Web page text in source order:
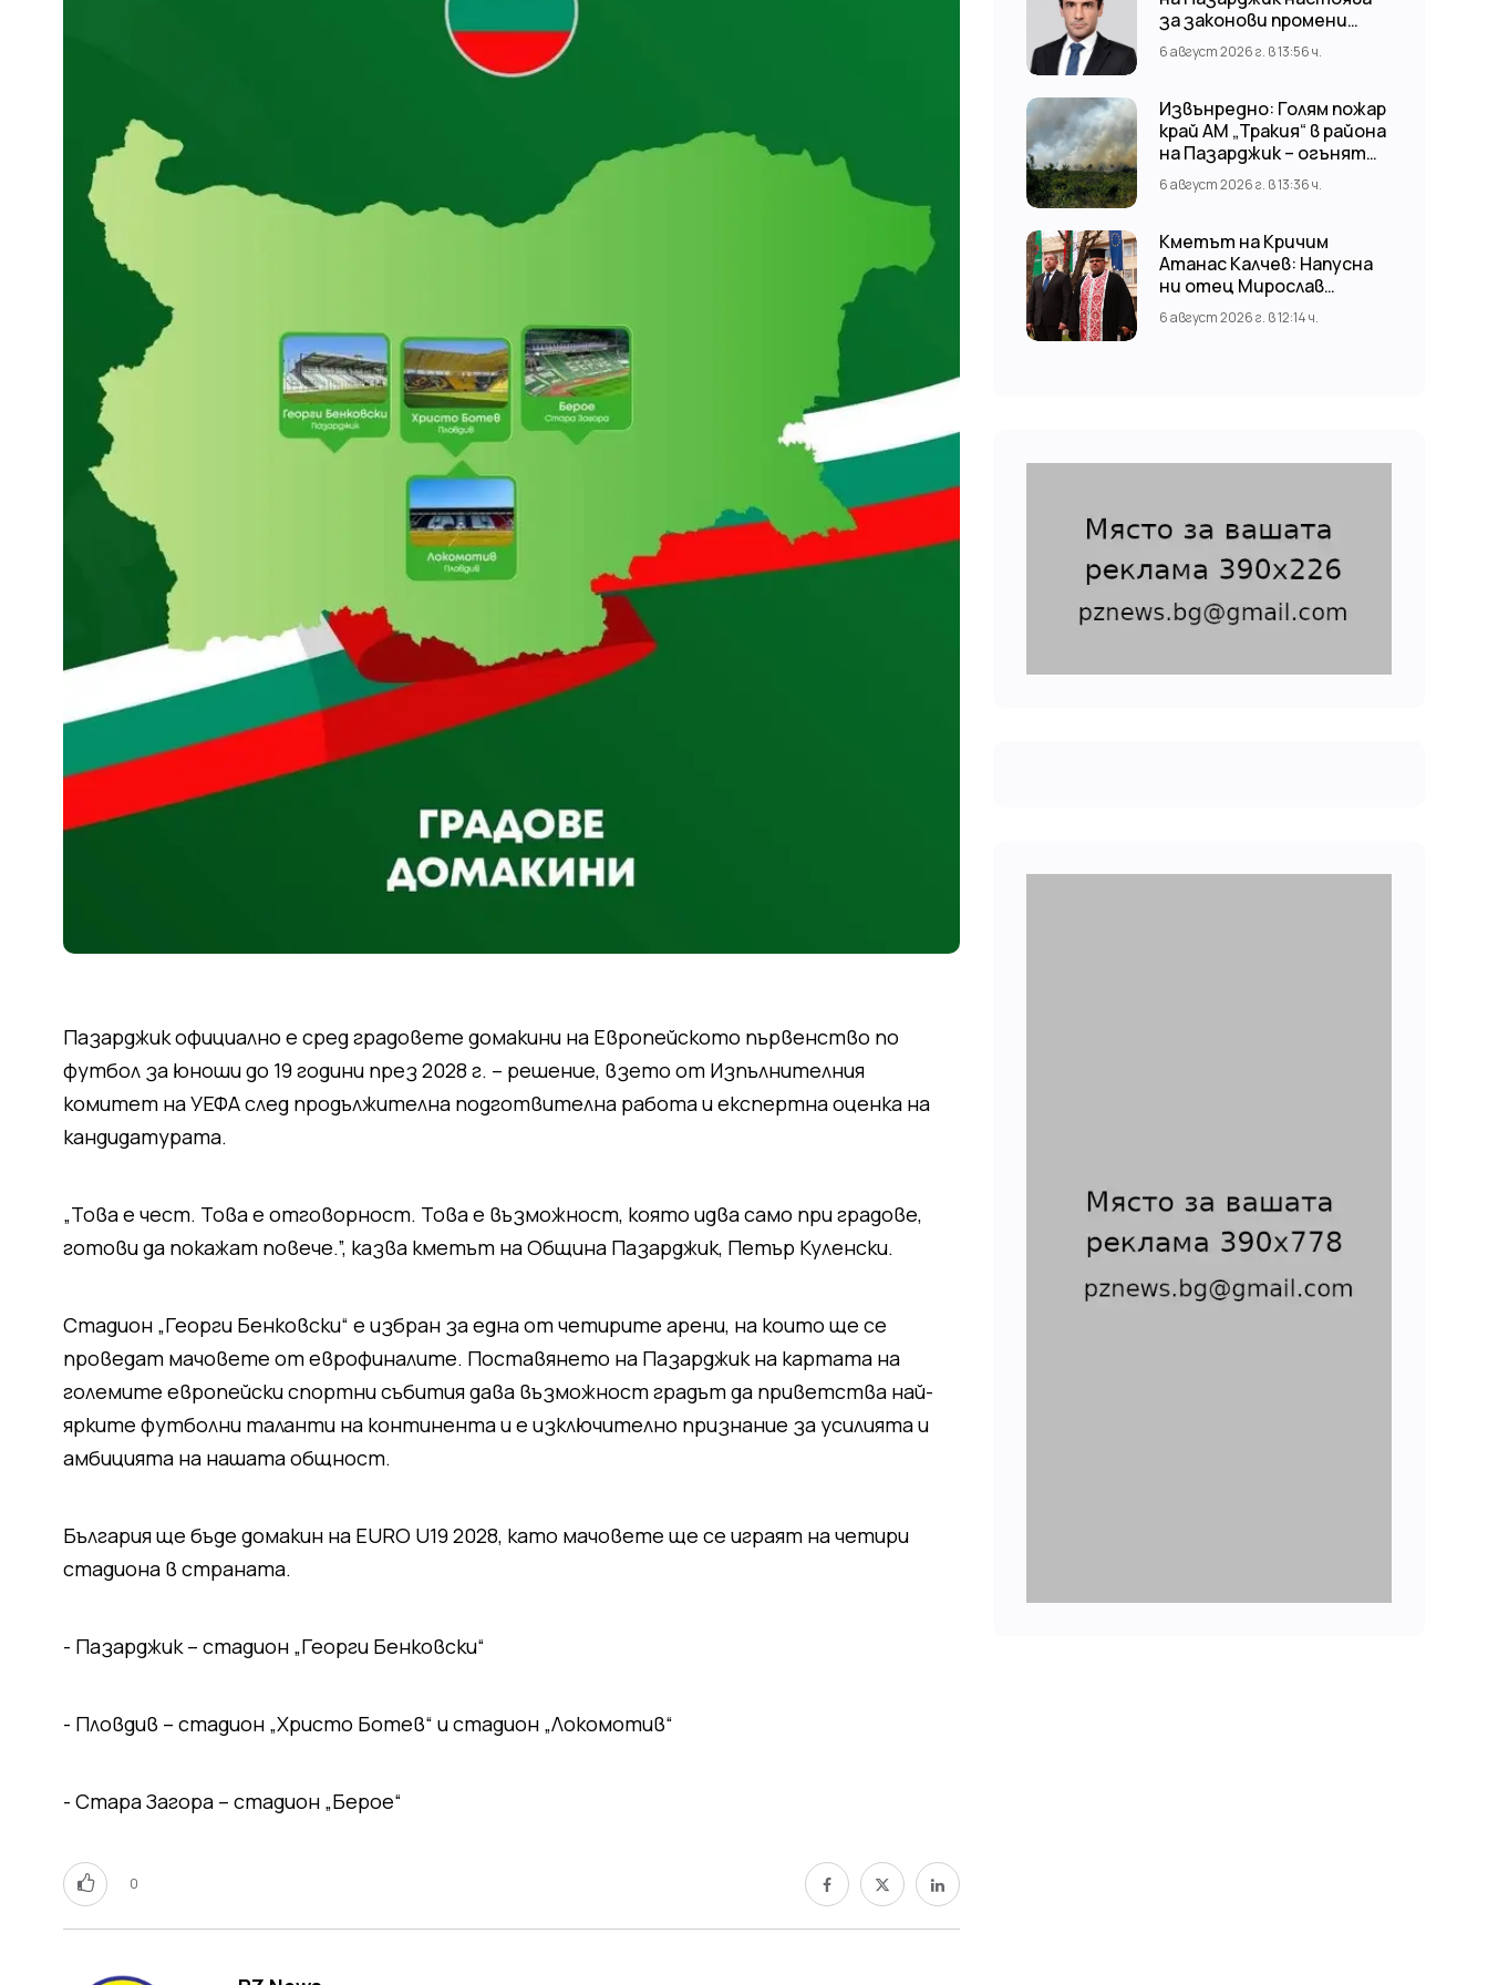
Пазарджик официално е сред градовете домакини на Европейското първенство по
футбол за юноши до 19 години през 2028 г. – решение, взето от Изпълнителния
комитет на УЕФА след продължителна подготвителна работа и експертна оценка на
кандидатурата.
„Това е чест. Това е отговорност. Това е възможност, която идва само при градове,
готови да покажат повече.”, казва кметът на Община Пазарджик, Петър Куленски.
Стадион „Георги Бенковски“ е избран за една от четирите арени, на които ще се
проведат мачовете от еврофиналите. Поставянето на Пазарджик на картата на
големите европейски спортни събития дава възможност градът да приветства най-
ярките футболни таланти на континента и е изключително признание за усилията и
амбицията на нашата общност.
България ще бъде домакин на EURO U19 2028, като мачовете ще се играят на четири
стадиона в страната.
- Пазарджик – стадион „Георги Бенковски“
- Пловдив – стадион „Христо Ботев“ и стадион „Локомотив“
- Стара Загора – стадион „Берое“
0
за законови промени
срещу риска от
наводнения
6 август 2026 г. в 13:56 ч.
Извънредно: Голям пожар
край АМ „Тракия“ в района
на Пазарджик – огънят
обхвана и лозови масиви
6 август 2026 г. в 13:36 ч.
Кметът на Кричим
Атанас Калчев: Напусна
ни отец Мирослав
Коларов
6 август 2026 г. в 12:14 ч.